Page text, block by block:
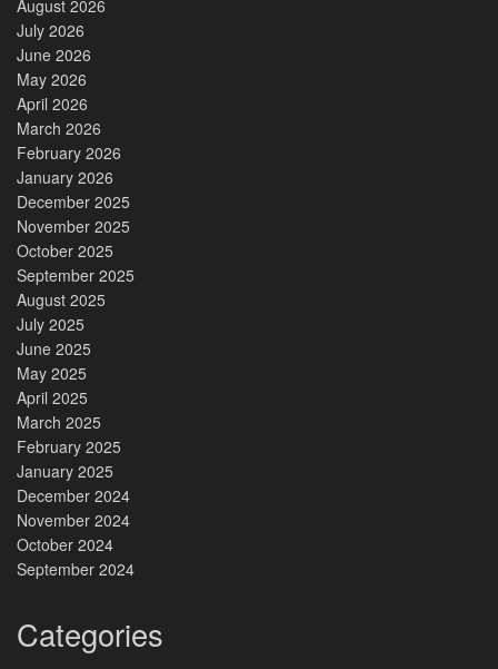
August 2026
July 2026
June 2026
May 2026
April 2026
March 2026
February 2026
January 2026
December 2025
November 2025
October 2025
September 2025
August 2025
July 2025
June 2025
May 2025
April 2025
March 2025
February 2025
January 2025
December 2024
November 2024
October 2024
September 2024
Categories